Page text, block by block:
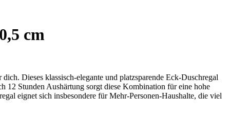
cm
Dieses klassisch-elegante und platzsparende Eck-Duschregal
12 Stunden Aushärtung sorgt diese Kombination für eine hohe
eignet sich insbesondere für Mehr-Personen-Haushalte, die viel